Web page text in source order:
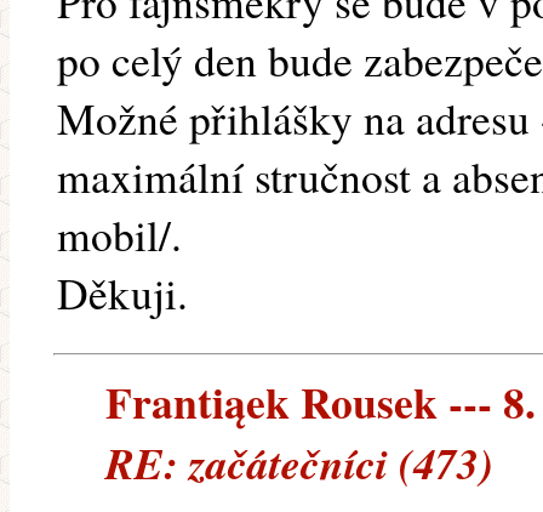
po celý den bude
Možné přihlášky na
maximální stručnost a
mobil/.
Děkuji.
Frantiąek Rousek ---
RE: začátečníci (473)